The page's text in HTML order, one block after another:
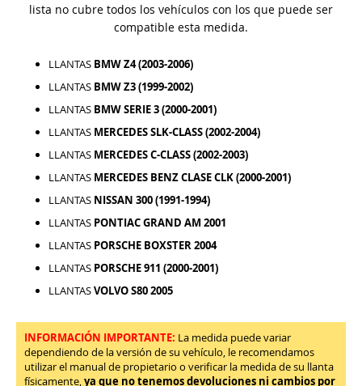
lista no cubre todos los vehículos con los que puede ser
compatible esta medida.
LLANTAS BMW Z4 (2003-2006)
LLANTAS BMW Z3 (1999-2002)
LLANTAS BMW SERIE 3 (2000-2001)
LLANTAS MERCEDES SLK-CLASS (2002-2004)
LLANTAS MERCEDES C-CLASS (2002-2003)
LLANTAS MERCEDES BENZ CLASE CLK (2000-2001)
LLANTAS NISSAN 300 (1991-1994)
LLANTAS PONTIAC GRAND AM 2001
LLANTAS PORSCHE BOXSTER 2004
LLANTAS PORSCHE 911 (2000-2001)
LLANTASVOLVO S80 2005
INFORMACIÓN IMPORTANTE: La medida puede variar
dependiendo de la versión de su vehículo, le recomendamos
utilizar el manual de propietario o verificar la medida de su llanta
físicamente,ya que no tenemos devoluciones ni cambios por